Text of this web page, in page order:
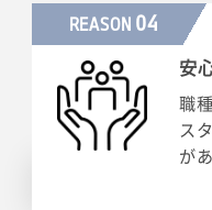
REASON 04
安
職
ス
が